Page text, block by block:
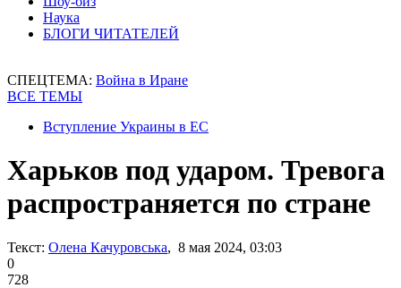
Наука
БЛОГИ ЧИТАТЕЛЕЙ
СПЕЦТЕМА: Война в Иране
ВСЕ ТЕМЫ
Вступление Украины в ЕС
Харьков под ударом. Тревога
распространяется по стране
Текст: Олена Качуровська, 8 мая 2024, 03:03
0
728